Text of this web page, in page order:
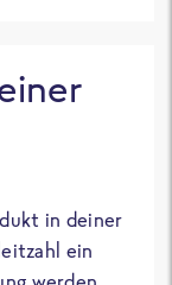
in deiner
ein